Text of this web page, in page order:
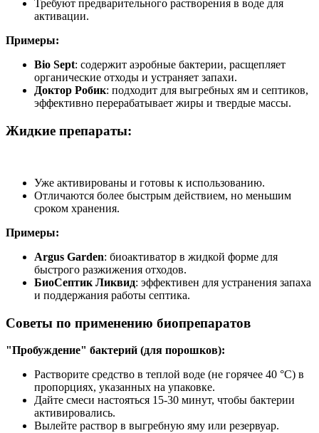
Требуют предварительного растворения в воде для
активации.
Примеры:
Bio Sept: содержит аэробные бактерии, расщепляет
органические отходы и устраняет запахи.
Доктор Робик: подходит для выгребных ям и септиков,
эффективно перерабатывает жиры и твердые массы.
Жидкие препараты:
Уже активированы и готовы к использованию.
Отличаются более быстрым действием, но меньшим
сроком хранения.
Примеры:
Argus Garden: биоактиватор в жидкой форме для
быстрого разжижения отходов.
БиоСептик Ликвид: эффективен для устранения запаха
и поддержания работы септика.
Советы по применению биопрепаратов
"Пробуждение" бактерий (для порошков):
Растворите средство в теплой воде (не горячее 40 °C) в
пропорциях, указанных на упаковке.
Дайте смеси настояться 15-30 минут, чтобы бактерии
активировались.
Вылейте раствор в выгребную яму или резервуар.